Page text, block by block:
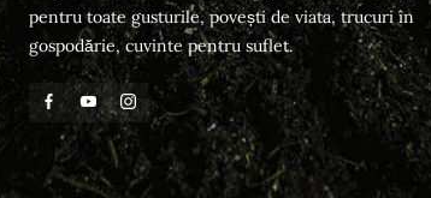
pentru toate gusturile, povești de viata, trucuri în
gospodărie, cuvinte pentru suflet.